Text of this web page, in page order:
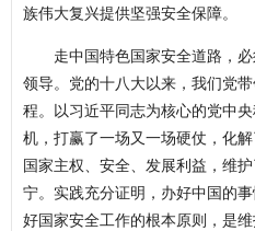
族伟大复兴提供坚强安全保障。
走中国特色国家安全道路，
领导。党的十八大以来，我们党
程。以习近平同志为核心的党中
机，打赢了一场又一场硬仗，化
国家主权、安全、发展利益，维
宁。实践充分证明，办好中国的
好国家安全工作的根本原则，是